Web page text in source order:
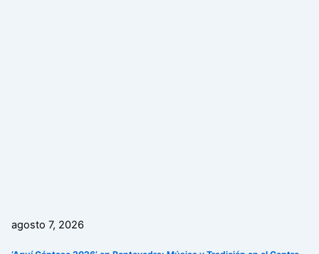
agosto 7, 2026